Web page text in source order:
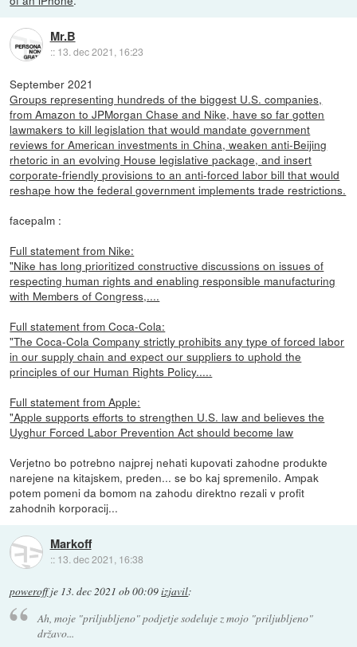
Mr.B
:: 13. dec 2021, 16:23
September 2021
Groups representing hundreds of the biggest U.S. companies,
from Amazon to JPMorgan Chase and Nike, have so far gotten
lawmakers to kill legislation that would mandate government
reviews for American investments in China, weaken anti-Beijing
rhetoric in an evolving House legislative package, and insert
corporate-friendly provisions to an anti-forced labor bill that would
reshape how the federal government implements trade restrictions.
facepalm :
Full statement from Nike:
"Nike has long prioritized constructive discussions on issues of
respecting human rights and enabling responsible manufacturing
with Members of Congress,....
Full statement from Coca-Cola:
"The Coca-Cola Company strictly prohibits any type of forced labor
in our supply chain and expect our suppliers to uphold the
principles of our Human Rights Policy.....
Full statement from Apple:
"Apple supports efforts to strengthen U.S. law and believes the
Uyghur Forced Labor Prevention Act should become law
Verjetno bo potrebno najprej nehati kupovati zahodne produkte
narejene na kitajskem, preden... se bo kaj spremenilo. Ampak
potem pomeni da bomom na zahodu direktno rezali v profit
zahodnih korporacij...
Markoff
:: 13. dec 2021, 16:38
poweroffje 13. dec 2021 ob 00:09izjavil:
Ah, moje "priljubljeno" podjetje sodeluje z mojo "priljubljeno"
državo...